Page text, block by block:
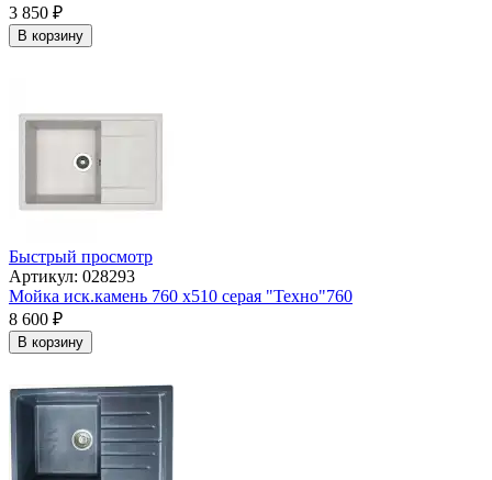
3 850 ₽
В корзину
Быстрый просмотр
Артикул: 028293
Мойка иск.камень 760 х510 серая "Техно"760
8 600 ₽
В корзину